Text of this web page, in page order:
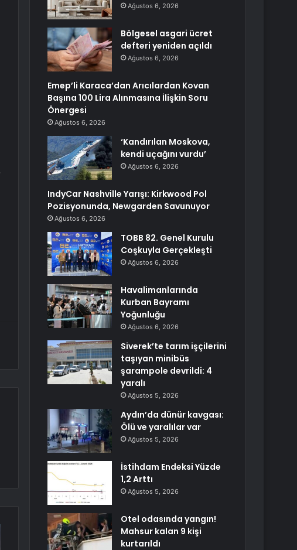
Ağustos 6, 2026
Bölgesel asgari ücret
defteri yeniden açıldı
Ağustos 6, 2026
Emep’li Karaca’dan Arıcılardan Kovan
Başına 100 Lira Alınmasına İlişkin Soru
Önergesi
Ağustos 6, 2026
‘Kandırılan Moskova,
kendi uçağını vurdu’
Ağustos 6, 2026
IndyCar Nashville Yarışı: Kirkwood Pol
Pozisyonunda, Newgarden Savunuyor
Ağustos 6, 2026
TOBB 82. Genel Kurulu
Coşkuyla Gerçekleşti
Ağustos 6, 2026
Havalimanlarında
Kurban Bayramı
Yoğunluğu
Ağustos 6, 2026
Siverek’te tarım işçilerini
taşıyan minibüs
şarampole devrildi: 4
yaralı
Ağustos 5, 2026
Aydın’da dünür kavgası:
Ölü ve yaralılar var
Ağustos 5, 2026
İstihdam Endeksi Yüzde
1,2 Arttı
Ağustos 5, 2026
Otel odasında yangın!
Mahsur kalan 9 kişi
kurtarıldı